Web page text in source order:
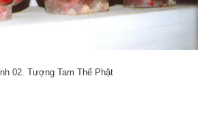
02. Tượng Tam Thế Phật